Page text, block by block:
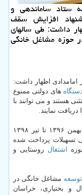
ستاد ساماندهی و
افزایش سقف
داشت: طی سالهای
هزار نفر در حوزه مشاغل خانگی
امامدادی اظهار داشت:
های دولتی ممنوع
هستند و می توانند با
نمایند.
وی افزود: برپایه اطلاعات سامانه كارا، از بهمن ۱۳۹۶ تا تیر ۱۳۹۸
تسهیلات پرداخت شده
اشتغال روستایی و
توسعه مشاغل خانگی در
و بختیاری، خراسان